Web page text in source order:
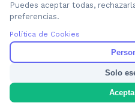
Puedes aceptar todas,
preferencias.
Política de Cookies
Solo